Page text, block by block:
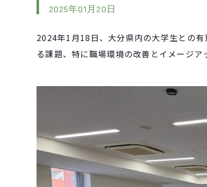
2025年01月20日
2024年1月18日、大分県内の大学生との
る課題、特に職場環境の改善とイメージア